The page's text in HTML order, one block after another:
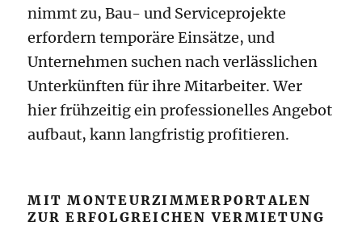
nimmt zu, Bau- und Serviceprojekte
erfordern temporäre Einsätze, und
Unternehmen suchen nach verlässlichen
Unterkünften für ihre Mitarbeiter. Wer
hier frühzeitig ein professionelles Angebot
aufbaut, kann langfristig profitieren.
MIT MONTEURZIMMERPORTALEN
ZUR ERFOLGREICHEN VERMIETUNG